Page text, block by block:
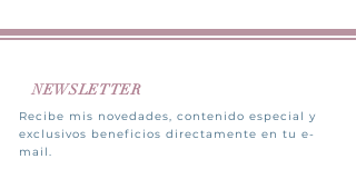
Recibe mis novedades, contenido especial y
exclusivos beneficios directamente en tu e-
mail.
NEWSLETTER